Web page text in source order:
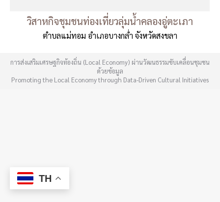
วิสาหกิจชุมชนท่องเที่ยวลุ่มน้ำคลองอู่ตะเภา
ตำบลแม่ทอม อำเภอบางกล่ำ จังหวัดสงขลา
การส่งเสริมเศรษฐกิจท้องถิ่น (Local Economy) ผ่านวัฒนธรรมขับเคลื่อนชุมชน
ด้วยข้อมูล
Promoting the Local Economy through Data-Driven Cultural Initiatives
TH